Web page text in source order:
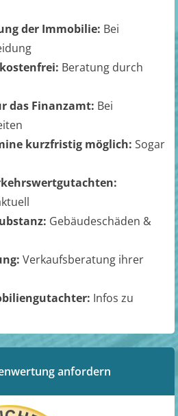
der Immobilie: Bei
Beratung durch
das Finanzamt: Bei
kurzfristig möglich: Sogar
Gebäudeschäden &
Verkaufsberatung ihrer
Infos zu
anfordern